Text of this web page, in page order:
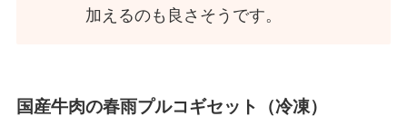
加えるのも良さそうです。
国産牛肉の春雨プルコギセット（冷凍）